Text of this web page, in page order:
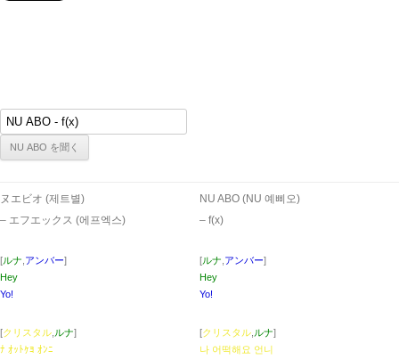
ヌエビオ (제트별)
– エフエックス (에프엑스)
[ルナ アンバー]
Hey
Yo!
[クリスタル ルナ]
ﾅ ｵｯﾄｹﾖ ｵﾝﾆ
NU ABO (NU 예삐오)
– ​f(x)
[ルナ アンバー]
Hey
Yo!
[クリスタル ルナ]
나 어떡해요 언니